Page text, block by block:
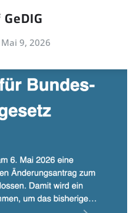
Mai 9, 2026